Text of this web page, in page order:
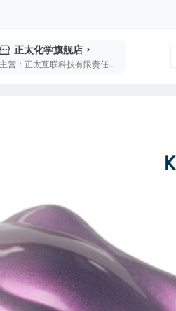
正太化学旗舰店
主营：正太互联科技有限责任公司是坤彩科技(603826)旗下全资控股公司，总部坐落于福州北斗小镇，致力于构建产业生态基础设施，打造全球领先的精细化工产业互联网服务平台。